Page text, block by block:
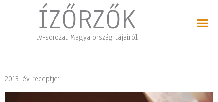
ÍZŐRZŐK
tv-sorozat Magyarország tájairól
2013. év receptjei
Oldal